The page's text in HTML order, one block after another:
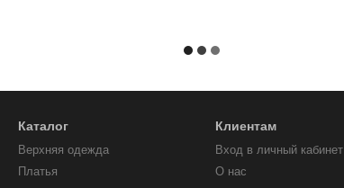
Каталог
Верхняя одежда
Платья
Клиентам
Вход в личный кабинет
О нас